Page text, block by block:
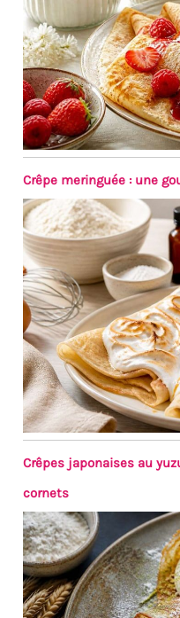
Crêpe meringuée : une
Crêpes japonaises au
cornets